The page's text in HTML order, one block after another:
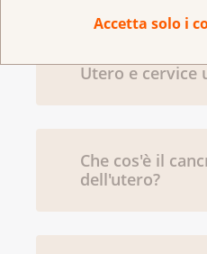
Accetta solo i
Utero e cervice
Che cos'è il
dell'utero?